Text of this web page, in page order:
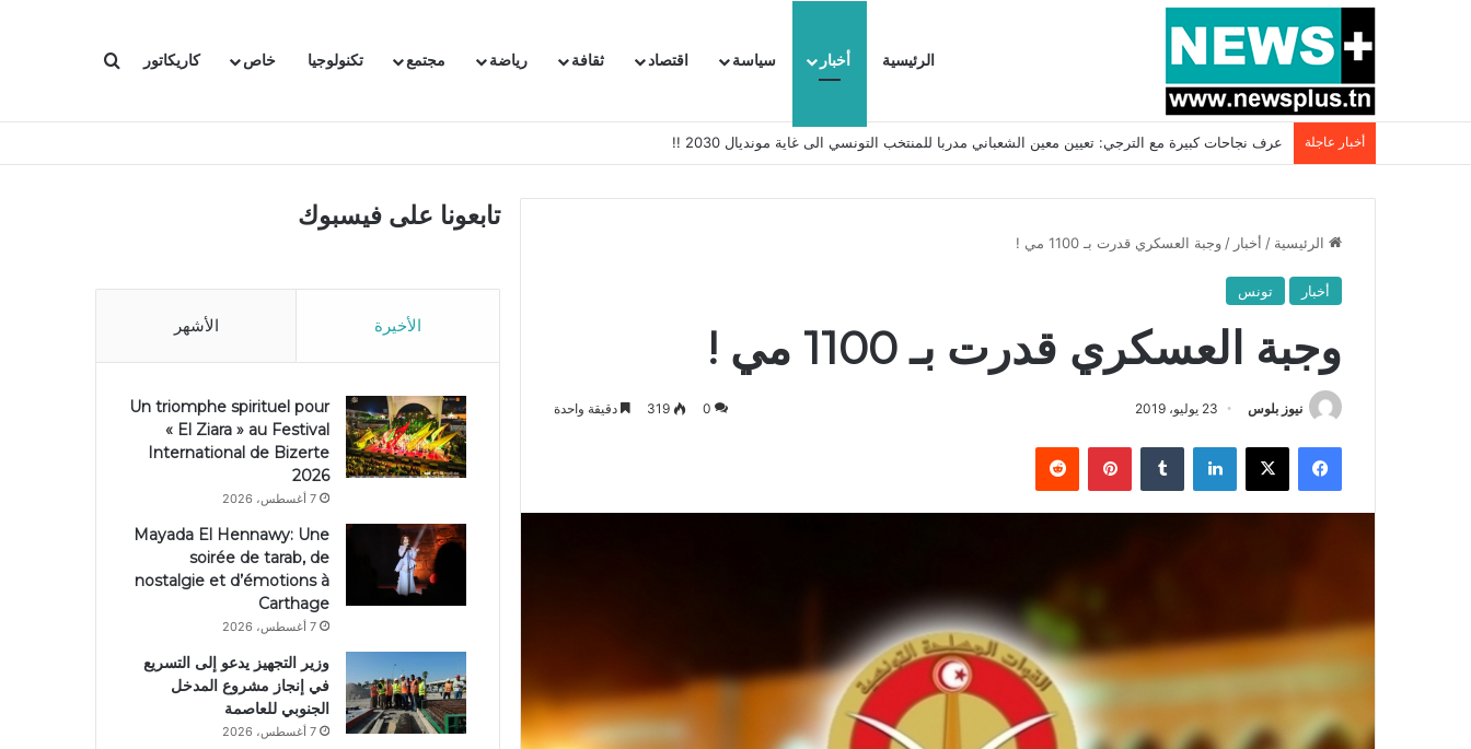
الرئيسية أخبار سياسة اقتصاد ثقافة رياضة مجتمع تكنولوجيا خاص كاريكاتور بحث عن
أخبار عاجلة بسبب المرزوقي وبتكليف من سعيّد: الخارجية تستدعي السفيرة الفرنسية بتونس وتبلغها احتجاجا شديد اللهجة !!
الرئيسية / أخبار / وجبة العسكري قدرت بـ 1100 مي !
أخبار تونس
وجبة العسكري قدرت بـ 1100 مي !
نيوز بلوس 23 يوليو، 2019 0
319 دقيقة واحدة
فيسبوك X لينكدإن بينتيريست
تابعونا على فيسبوك
الأخيرة الأشهر
Un triomphe spirituel pour
« El Ziara » au Festival
International de Bizerte
2026
7 أغسطس، 2026
Mayada El Hennawy: Une
soirée de tarab, de
nostalgie et d’émotions à
Carthage
7 أغسطس، 2026
وزير التجهيز يدعو إلى التسريع
في إنجاز مشروع المدخل
الجنوبي للعاصمة
7 أغسطس، 2026